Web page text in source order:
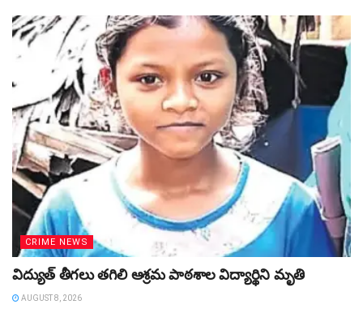
CRIME NEWS
విద్యుత్‌ తీగలు తగిలి ఆశ్రమ పాఠశాల విద్యార్థిని మృతి
AUGUST 8, 2026